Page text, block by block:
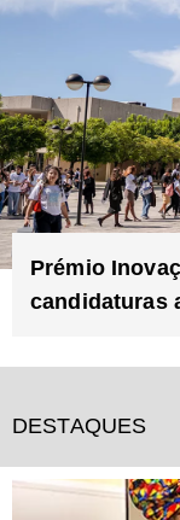
Prémio
candidaturas
DESTAQUES